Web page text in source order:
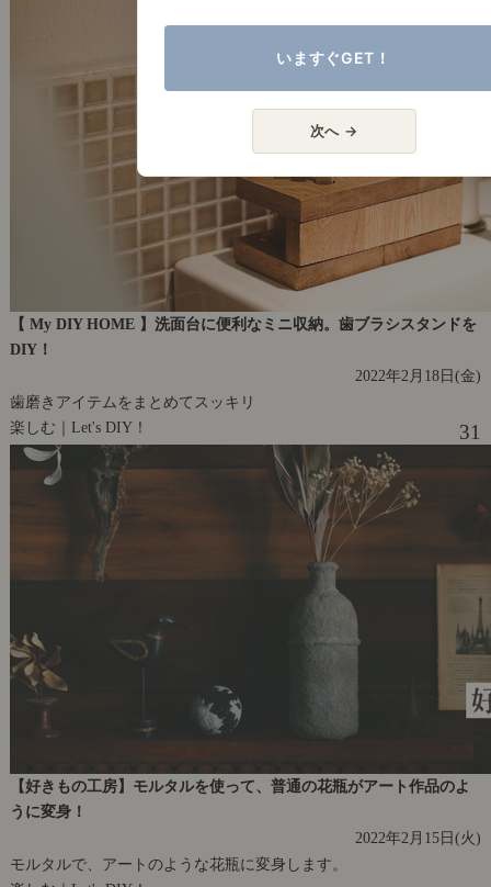
【 My DIY HOME 】洗面台に便利なミニ収納。歯ブラシスタンドを
DIY！
2022年2月18日(金)
歯磨きアイテムをまとめてスッキリ
楽しむ｜Let's DIY！
31
【好きもの工房】モルタルを使って、普通の花瓶がアート作品のよ
うに変身！
2022年2月15日(火)
モルタルで、アートのような花瓶に変身します。
いますぐGET！
次へ →